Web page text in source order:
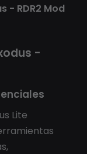
- RDR2 Mod
-
Lite